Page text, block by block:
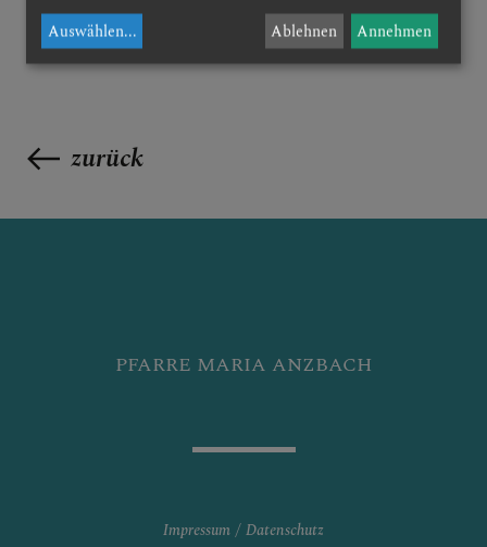
zurück
PFARRE MARIA ANZBACH
Impressum Datenschutz
Auswählen... Ablehnen Annehmen